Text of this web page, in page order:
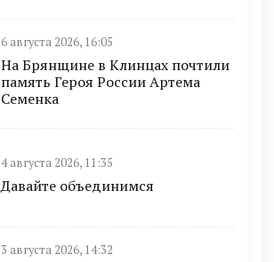
6 августа 2026, 16:05
На Брянщине в Клинцах почтили
память Героя России Артема
Семенка
4 августа 2026, 11:35
Давайте объединимся
3 августа 2026, 14:32